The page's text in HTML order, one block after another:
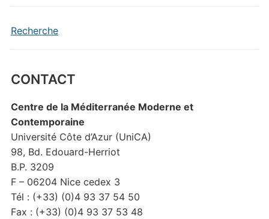
Recherche
CONTACT
Centre de la Méditerranée Moderne et
Contemporaine
Université Côte d’Azur (UniCA)
98, Bd. Edouard-Herriot
B.P. 3209
F – 06204 Nice cedex 3
Tél : (+33) (0)4 93 37 54 50
Fax : (+33) (0)4 93 37 53 48